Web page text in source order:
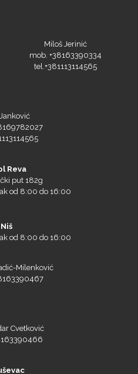
Miloš Jerinić
mob. +38163390334
tel.+381113114565
Reva
put 182g
od 8:00 do 16:00
Niš
od 8:00 do 16:00
Milenković
Cvetković